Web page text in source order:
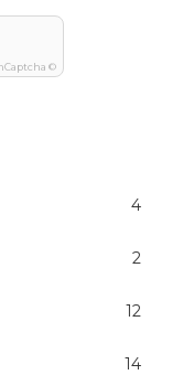
©
4
2
12
14